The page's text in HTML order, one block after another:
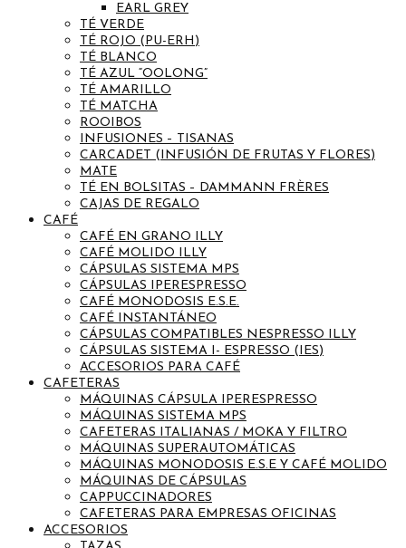
EARL GREY
TÉ VERDE
TÉ ROJO (PU-ERH)
TÉ BLANCO
TÉ AZUL “OOLONG”
TÉ AMARILLO
TÉ MATCHA
ROOIBOS
INFUSIONES – TISANAS
CARCADET (INFUSIÓN DE FRUTAS Y FLORES)
MATE
TÉ EN BOLSITAS – DAMMANN FRÈRES
CAJAS DE REGALO
CAFÉ
CAFÉ EN GRANO ILLY
CAFÉ MOLIDO ILLY
CÁPSULAS SISTEMA MPS
CÁPSULAS IPERESPRESSO
CAFÉ MONODOSIS E.S.E.
CAFÉ INSTANTÁNEO
CÁPSULAS COMPATIBLES NESPRESSO ILLY
CÁPSULAS SISTEMA I- ESPRESSO (IES)
ACCESORIOS PARA CAFÉ
CAFETERAS
MÁQUINAS CÁPSULA IPERESPRESSO
MÁQUINAS SISTEMA MPS
CAFETERAS ITALIANAS / MOKA Y FILTRO
MÁQUINAS SUPERAUTOMÁTICAS
MÁQUINAS MONODOSIS E.S.E Y CAFÉ MOLIDO
MÁQUINAS DE CÁPSULAS
CAPPUCCINADORES
CAFETERAS PARA EMPRESAS OFICINAS
ACCESORIOS